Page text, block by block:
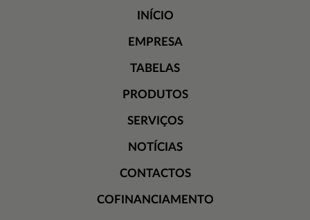
INÍCIO
EMPRESA
TABELAS
PRODUTOS
SERVIÇOS
NOTÍCIAS
CONTACTOS
COFINANCIAMENTO